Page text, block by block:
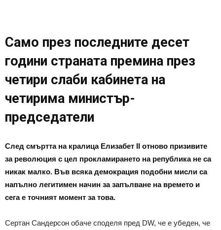
Само през последните десет
години страната премина през
четири слаби кабинета на
четирима министър-
председатели
След смъртта на кралица Елизабет II отново призивите
за революция с цел прокламирането на република не са
никак малко. Във всяка демокрация подобни мисли са
напълно легитимен начин за запълване на времето и
сега е точният момент за това.
Сертан Сандерсон обаче споделя пред DW, че е убеден, че